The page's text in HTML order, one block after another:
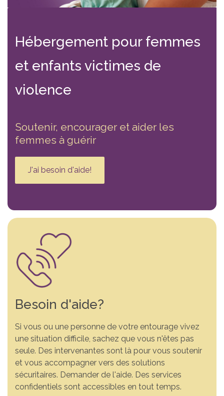
Hébergement pour femmes
et enfants victimes de
violence
Soutenir, encourager et aider les
femmes à guérir
J'ai besoin d'aide!
Besoin d'aide?
Si vous ou une personne de votre entourage vivez
une situation difficile, sachez que vous n'êtes pas
seule. Des intervenantes sont là pour vous soutenir
et vous accompagner vers des solutions
sécuritaires. Demander de l'aide. Des services
confidentiels sont accessibles en tout temps.